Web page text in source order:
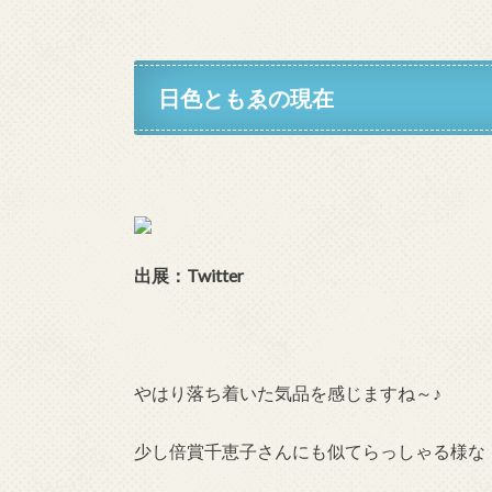
日色ともゑの現在
出展： Twitter
やはり落ち着いた気品を感じますね～♪
少し倍賞千恵子さんにも似てらっしゃる様な